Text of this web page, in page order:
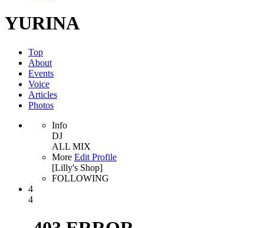
YURINA
Top
About
Events
Voice
Articles
Photos
Info
DJ
ALL MIX
More Edit Profile
[Lilly's Shop]
FOLLOWING
4
4